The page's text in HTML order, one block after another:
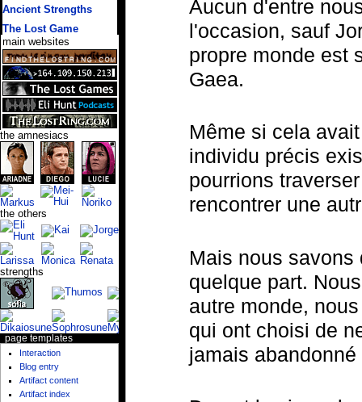
Aucun d'entre
l'occasion, sauf
propre monde est
Gaea.
Même si cela
individu précis
pourrions
rencontrer une
Mais nous
quelque part.
autre monde,
qui ont choisi de
jamais
Ancient Strengths
The Lost Game
main websites
the amnesiacs
the others
strengths
page templates
Interaction
Blog entry
Artifact content
Artifact index